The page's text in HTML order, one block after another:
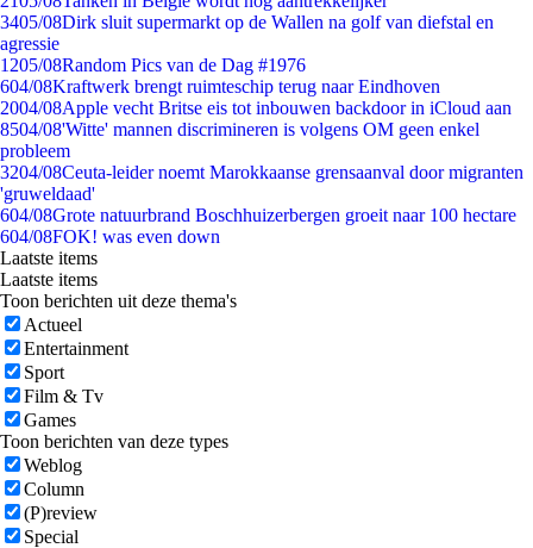
3405/08Dirk sluit supermarkt op de Wallen na golf van diefstal en
agressie
1205/08Random Pics van de Dag #1976
604/08Kraftwerk brengt ruimteschip terug naar Eindhoven
2004/08Apple vecht Britse eis tot inbouwen backdoor in iCloud aan
8504/08'Witte' mannen discrimineren is volgens OM geen enkel
probleem
3204/08Ceuta-leider noemt Marokkaanse grensaanval door migranten
'gruweldaad'
604/08Grote natuurbrand Boschhuizerbergen groeit naar 100 hectare
604/08FOK! was even down
Laatste items
Laatste items
Toon berichten uit deze thema's
Actueel
Entertainment
Sport
Film & Tv
Games
Toon berichten van deze types
Weblog
Column
(P)review
Special